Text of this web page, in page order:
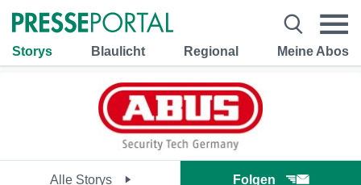
Storys Blaulicht Regional Meine Abos
Alle Storys Folgen